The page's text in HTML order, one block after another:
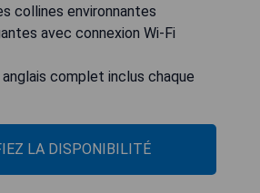
collines environnantes
avec connexion Wi-Fi
complet inclus chaque
LA DISPONIBILITÉ